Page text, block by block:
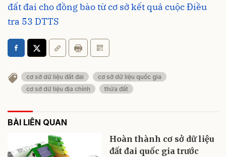
đất đai cho đồng bào từ cơ sở kết quả cuộc Điều
tra 53 DTTS
cơ sở dữ liệu đất đai
cơ sở dữ liệu quốc gia
cơ sở dữ liệu địa chính
thửa đất
BÀI LIÊN QUAN
Hoàn thành cơ sở dữ liệu
đất đai quốc gia trước